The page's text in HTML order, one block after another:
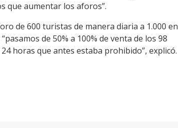
que aumentar los aforos”.
de 600 turistas de manera diaria a 1.000 en
de 50% a 100% de venta de los 98
horas que antes estaba prohibido”, explicó.